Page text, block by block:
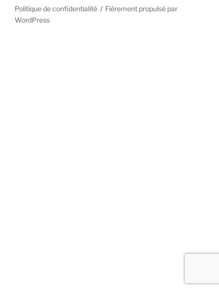
Politique de confidentialité
Fièrement propulsé par
WordPress